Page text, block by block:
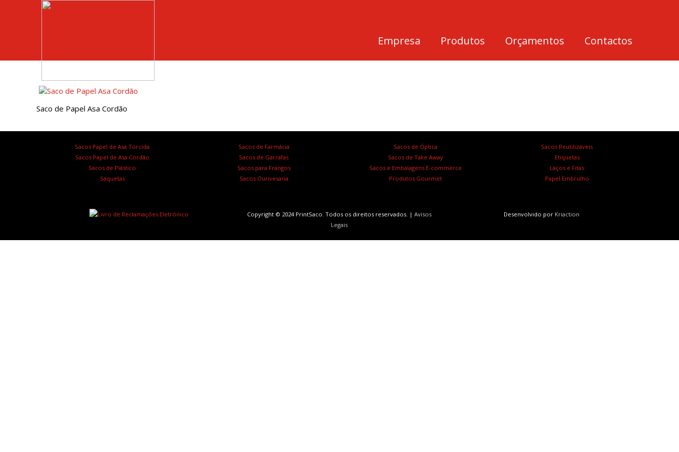
Empresa Produtos Orçamentos Contactos
Saco de Papel Asa Cordão
Sacos Papel de Asa Torcida
Sacos Papel de Asa Cordão
Sacos de Plástico
Saquetas
Sacos de Farmácia
Sacos de Garrafas
Sacos para Frangos
Sacos Ourivesaria
Sacos de Óptica
Sacos de Take Away
Sacos e Embalagens E-commerce
Produtos Gourmet
Sacos Reutilizáveis
Etiquetas
Laços e Fitas
Papel Embrulho
Copyright © 2024 PrintSaco. Todos os direitos reservados. | Avisos
Legais
Desenvolvido por Kriaction